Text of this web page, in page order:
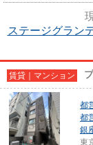
ステージグラン
賃貸｜マンション
都
都
銀
東